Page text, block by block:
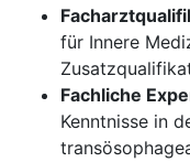
für Innere
Fachliche
Kenntnisse in